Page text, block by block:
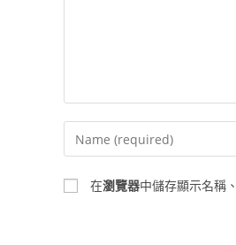
Enter
your
name
or
在瀏覽器中儲存顯示名稱